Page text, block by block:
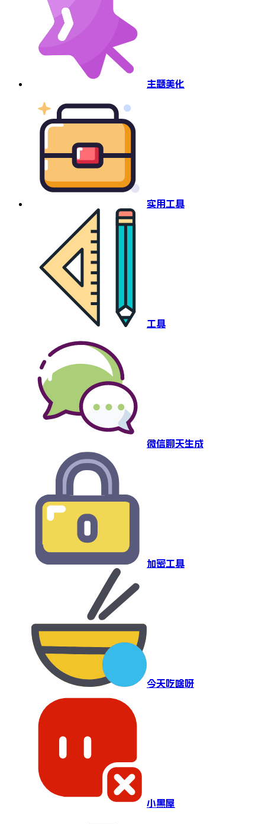
主题美化
实用工具
工具
微信聊天生成
加密工具
今天吃啥呀
小黑屋